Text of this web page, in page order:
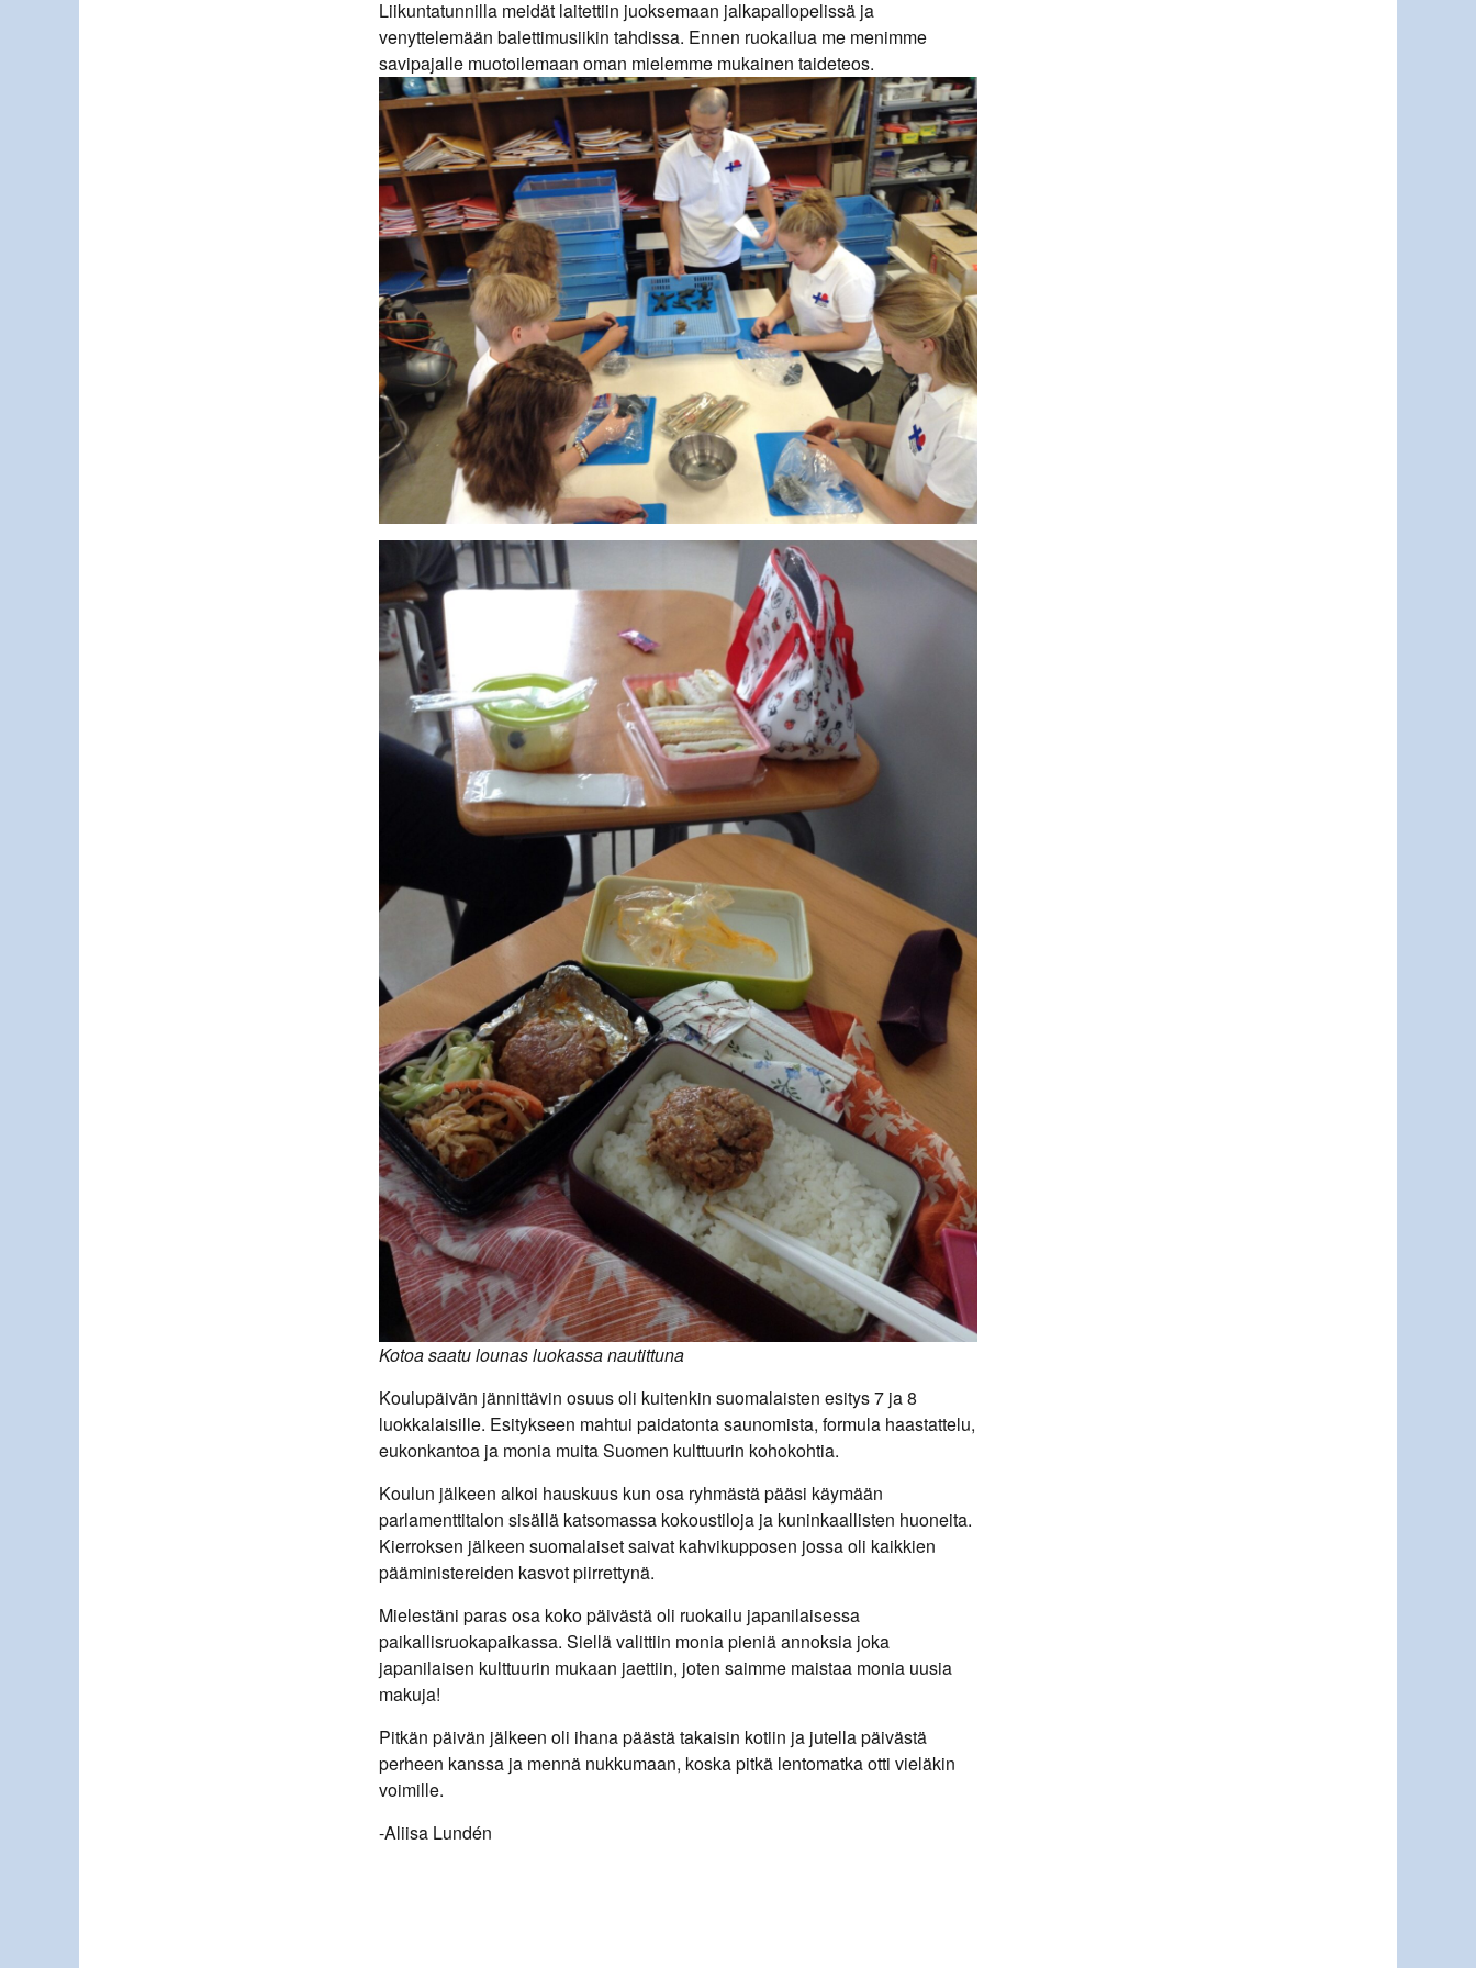
Liikuntatunnilla meidät laitettiin juoksemaan jalkapallopelissä ja
venyttelemään balettimusiikin tahdissa. Ennen ruokailua me menimme
savipajalle muotoilemaan oman mielemme mukainen taideteos.
Kotoa saatu lounas luokassa nautittuna
Koulupäivän jännittävin osuus oli kuitenkin suomalaisten esitys 7 ja 8
luokkalaisille. Esitykseen mahtui paidatonta saunomista, formula haastattelu,
eukonkantoa ja monia muita Suomen kulttuurin kohokohtia.
Koulun jälkeen alkoi hauskuus kun osa ryhmästä pääsi käymään
parlamenttitalon sisällä katsomassa kokoustiloja ja kuninkaallisten huoneita.
Kierroksen jälkeen suomalaiset saivat kahvikupposen jossa oli kaikkien
pääministereiden kasvot piirrettynä.
Mielestäni paras osa koko päivästä oli ruokailu japanilaisessa
paikallisruokapaikassa. Siellä valittiin monia pieniä annoksia joka
japanilaisen kulttuurin mukaan jaettiin, joten saimme maistaa monia uusia
makuja!
Pitkän päivän jälkeen oli ihana päästä takaisin kotiin ja jutella päivästä
perheen kanssa ja mennä nukkumaan, koska pitkä lentomatka otti vieläkin
voimille.
-Aliisa Lundén